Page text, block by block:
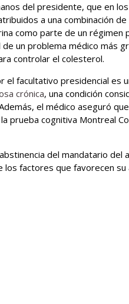
del presidente, que en
a una combinación
como parte de un régimen
un problema médico más
controlar el colesterol.
el facultativo presidencial es
crónica, una condición
el médico aseguró
prueba cognitiva Montreal
del mandatario del
factores que favorecen